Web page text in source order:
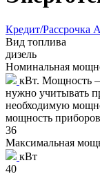
Кредит/Рассрочка
Вид топлива
дизель
Номинальная
кВт. Мощность –
нужно учитывать
необходимую
мощность
36
Максимальная
кВт
40